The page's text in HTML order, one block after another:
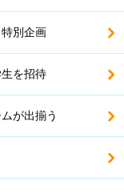
別企画
を招待
が出揃う